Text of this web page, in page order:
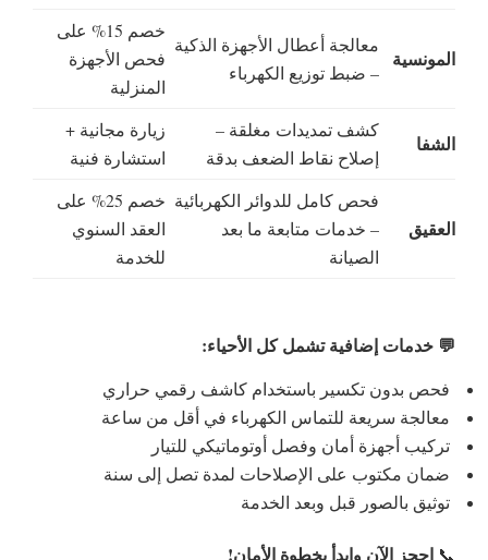
المونسية
معالجة أعطال الأجهزة الذكية
– ضبط توزيع الكهرباء
خصم 15% على
فحص الأجهزة
المنزلية
الشفا
كشف تمديدات مغلقة –
إصلاح نقاط الضعف بدقة
زيارة مجانية +
استشارة فنية
العقيق
فحص كامل للدوائر الكهربائية
– خدمات متابعة ما بعد
الصيانة
خصم 25% على
العقد السنوي
للخدمة
💬 خدمات إضافية تشمل كل الأحياء:
فحص بدون تكسير باستخدام كاشف رقمي حراري
معالجة سريعة للتماس الكهرباء في أقل من ساعة
تركيب أجهزة أمان وفصل أوتوماتيكي للتيار
ضمان مكتوب على الإصلاحات لمدة تصل إلى سنة
توثيق بالصور قبل وبعد الخدمة
📞 احجز الآن وابدأ بخطوة الأمان!